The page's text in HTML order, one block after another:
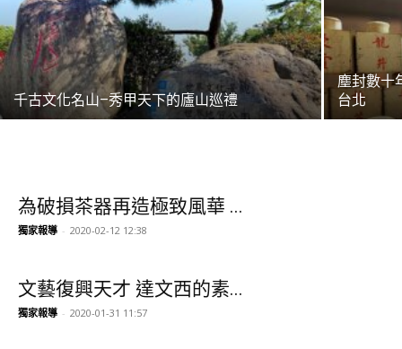
千古文化名山–秀甲天下的廬山巡禮
塵封數十
台北
為破損茶器再造極致風華 ...
獨家報導 - 2020-02-12 12:38
文藝復興天才 達文西的素...
獨家報導 - 2020-01-31 11:57